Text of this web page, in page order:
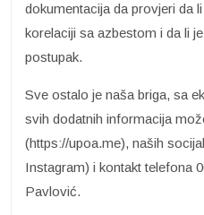
dokumentacija da provjeri da
korelaciji sa azbestom i da li
postupak.
Sve ostalo je naša briga, sa
svih dodatnih informacija
(https://upoa.me), naših
Instagram) i kontakt telefona
Pavlović.